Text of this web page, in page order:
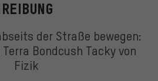
der Straße bewegen:
Bondcush Tacky von
Fizik